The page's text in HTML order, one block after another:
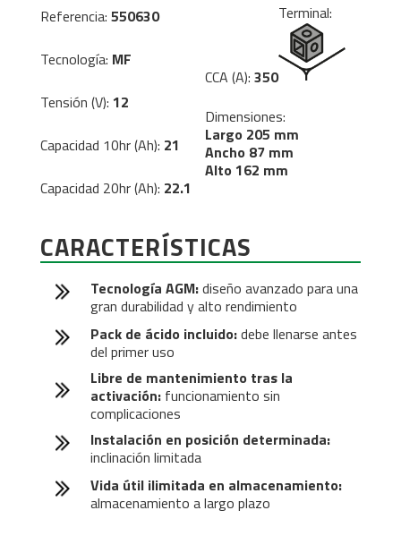
Referencia: 550630
Tecnología: MF
Tensión (V): 12
Capacidad 10hr (Ah): 21
Capacidad 20hr (Ah): 22.1
CCA (A): 350
Terminal:
Dimensiones:
Largo 205 mm
Ancho 87 mm
Alto 162 mm
CARACTERÍSTICAS
Tecnología AGM:diseño avanzado para una
gran durabilidad y alto rendimiento
Pack de ácido incluido:debe llenarse antes
del primer uso
Libre de mantenimiento tras la
activación: funcionamiento sin
complicaciones
Instalación en posición determinada:
inclinación limitada
Vida útil ilimitada en almacenamiento:
almacenamiento a largo plazo